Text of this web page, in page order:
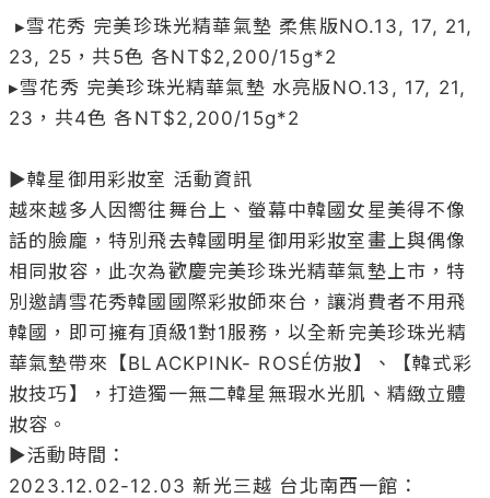
▸雪花秀 完美珍珠光精華氣墊 柔焦版NO.13, 17, 21,
23, 25，共5色 各NT$2,200/15g*2
▸雪花秀 完美珍珠光精華氣墊 水亮版NO.13, 17, 21,
23，共4色 各NT$2,200/15g*2
▶韓星御用彩妝室 活動資訊
越來越多人因嚮往舞台上、螢幕中韓國女星美得不像
話的臉龐，特別飛去韓國明星御用彩妝室畫上與偶像
相同妝容，此次為歡慶完美珍珠光精華氣墊上市，特
別邀請雪花秀韓國國際彩妝師來台，讓消費者不用飛
韓國，即可擁有頂級1對1服務，以全新完美珍珠光精
華氣墊帶來【BLACKPINK- ROSÉ仿妝】、【韓式彩
妝技巧】，打造獨一無二韓星無瑕水光肌、精緻立體
妝容。
▶活動時間：
2023.12.02-12.03 新光三越 台北南西一館：